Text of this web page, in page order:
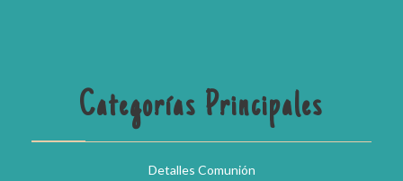
Categorías Principales
Detalles Comunión